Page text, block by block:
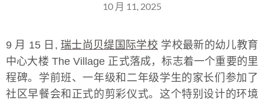
10 月 11, 2025
9 月 15 日, 瑞士尚贝缇国际学校 学校最新的幼儿教育
中心大楼 The Village 正式落成，标志着一个重要的里
程碑。学前班、一年级和二年级学生的家长们参加了
社区早餐会和正式的剪彩仪式。这个特别设计的环境